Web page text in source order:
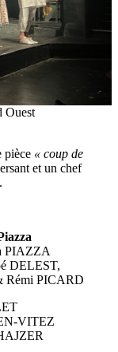
Ouest
pièce « coup de
et un chef
PIAZZA
DELEST,
Rémi PICARD
VITEZ